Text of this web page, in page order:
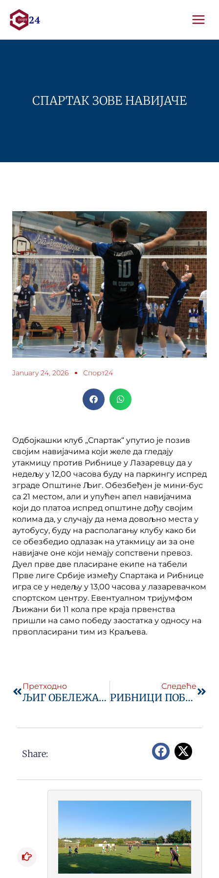
content
СПАРТАК ЗОВЕ НАВИЈАЧЕ
January 24, 2026 Спорт24
Одбојкашки клуб „Спартак“ упутио је позив
својим навијачима који желе да гледају
утакмицу против Рибнице у Лазаревцу да у
недељу у 12,00 часова буду на паркингу испред
зграде Општине Љиг. Обезбеђен је мини-бус
са 21 местом, али и упућен апел навијачима
који до платоа испред општине дођу својим
колима да, у случају да нема довољно места у
аутобусу, буду на располагању клубу како би
се обезбедио одлазак на утакмицу аи за оне
навијаче оне који немају сопствени превоз.
Дуел прве две пласиране екипе на табели
Прве лиге Србије између Спартака и Рибнице
игра се у недељу у 13,00 часова у лазаревачком
спортском центру. Евентуалном тријумфом
Љижани би 11 кола пре краја првенства
пришли на само победу заостатка у односу на
првопласирани тим из Краљева.
Претходно
ЉИГ ОБЕЛЕЖАВА СВЕТОСАВСКЕ ДАНЕ
Следеће
РИБНИЦИ ПОБЕДА, СПАРТАКУ ПОШТОВАЊЕ
Share: